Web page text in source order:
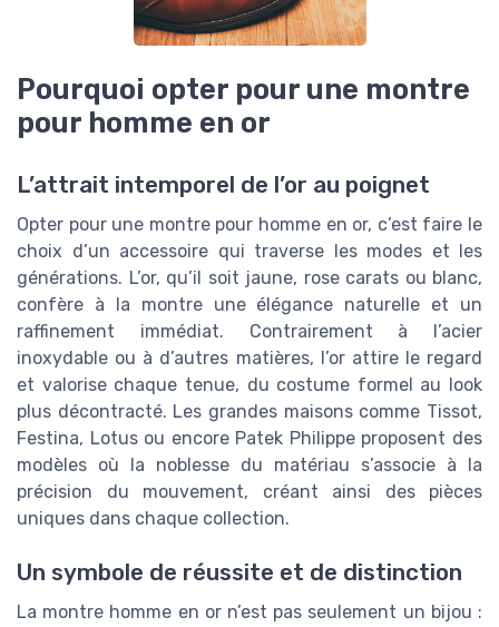
Pourquoi opter pour une montre
pour homme en or
L’attrait intemporel de l’or au poignet
Opter pour une montre pour homme en or, c’est faire le
choix d’un accessoire qui traverse les modes et les
générations. L’or, qu’il soit jaune, rose carats ou blanc,
confère à la montre une élégance naturelle et un
raffinement immédiat. Contrairement à l’acier
inoxydable ou à d’autres matières, l’or attire le regard
et valorise chaque tenue, du costume formel au look
plus décontracté. Les grandes maisons comme Tissot,
Festina, Lotus ou encore Patek Philippe proposent des
modèles où la noblesse du matériau s’associe à la
précision du mouvement, créant ainsi des pièces
uniques dans chaque collection.
Un symbole de réussite et de distinction
La montre homme en or n’est pas seulement un bijou :